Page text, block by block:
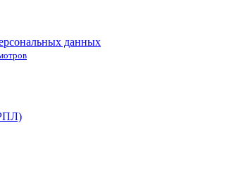
данных